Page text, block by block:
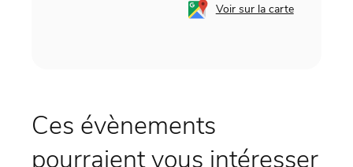
Voir sur la carte
Ces évènements
pourraient vous intéresser